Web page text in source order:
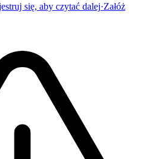
się, aby czytać dalej·Załóż